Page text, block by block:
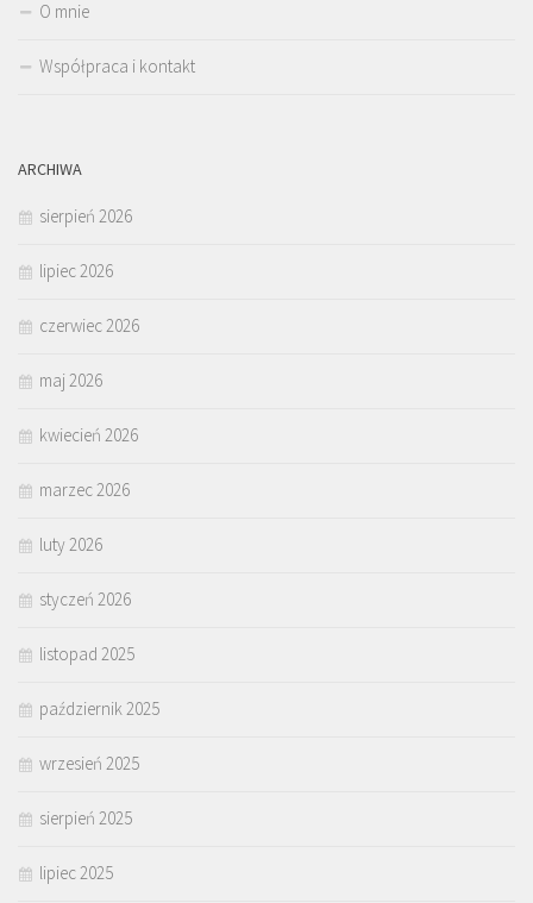
O mnie
Współpraca i kontakt
ARCHIWA
sierpień 2026
lipiec 2026
czerwiec 2026
maj 2026
kwiecień 2026
marzec 2026
luty 2026
styczeń 2026
listopad 2025
październik 2025
wrzesień 2025
sierpień 2025
lipiec 2025